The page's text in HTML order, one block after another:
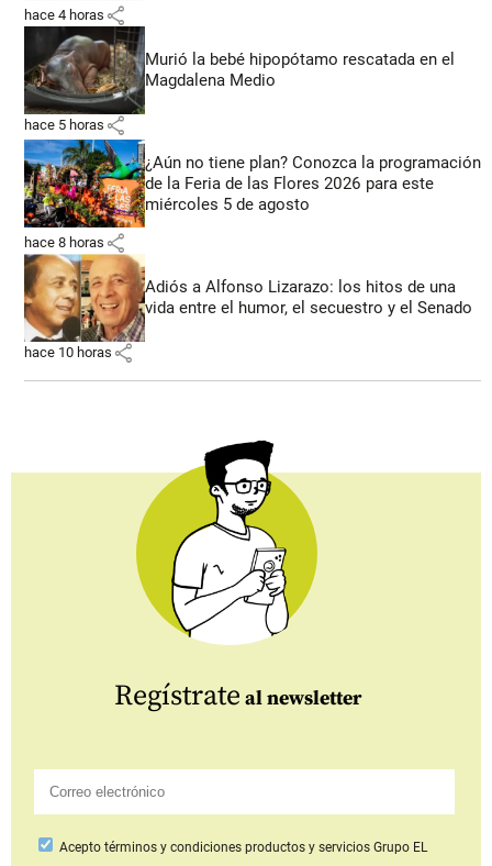
hace 4 horas share
Murió la bebé hipopótamo rescatada en el
Magdalena Medio
hace 5 horas share
¿Aún no tiene plan? Conozca la programación
de la Feria de las Flores 2026 para este
miércoles 5 de agosto
hace 8 horas share
Adiós a Alfonso Lizarazo: los hitos de una
vida entre el humor, el secuestro y el Senado
hace 10 horas share
Regístrate al newsletter
Aceptotérminos y condiciones productos y serviciosGrupo EL